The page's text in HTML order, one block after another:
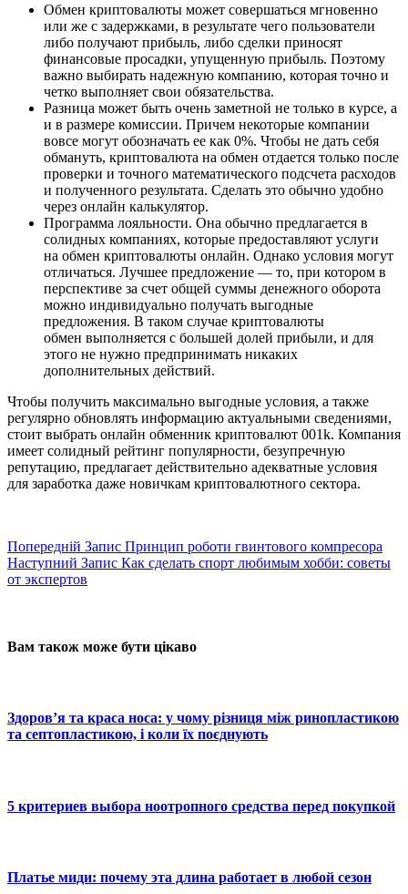
Обмен криптовалюты может совершаться мгновенно
или же с задержками, в результате чего пользователи
либо получают прибыль, либо сделки приносят
финансовые просадки, упущенную прибыль. Поэтому
важно выбирать надежную компанию, которая точно и
четко выполняет свои обязательства.
Разница может быть очень заметной не только в курсе, а
и в размере комиссии. Причем некоторые компании
вовсе могут обозначать ее как 0%. Чтобы не дать себя
обмануть, криптовалюта на обмен отдается только после
проверки и точного математического подсчета расходов
и полученного результата. Сделать это обычно удобно
через онлайн калькулятор.
Программа лояльности. Она обычно предлагается в
солидных компаниях, которые предоставляют услуги
на обмен криптовалюты онлайн. Однако условия могут
отличаться. Лучшее предложение — то, при котором в
перспективе за счет общей суммы денежного оборота
можно индивидуально получать выгодные
предложения. В таком случае криптовалюты
обмен выполняется с большей долей прибыли, и для
этого не нужно предпринимать никаких
дополнительных действий.
Чтобы получить максимально выгодные условия, а также
регулярно обновлять информацию актуальными сведениями,
стоит выбрать онлайн обменник криптовалют 001k. Компания
имеет солидный рейтинг популярности, безупречную
репутацию, предлагает действительно адекватные условия
для заработка даже новичкам криптовалютного сектора.
Попередній Запис Принцип роботи гвинтового компресора
Наступний Запис Как сделать спорт любимым хобби: советы
от экспертов
Вам також може бути цікаво
Здоров’я та краса носа: у чому різниця між ринопластикою
та септопластикою, і коли їх поєднують
5 критериев выбора ноотропного средства перед покупкой
Платье миди: почему эта длина работает в любой сезон